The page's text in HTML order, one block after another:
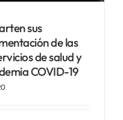
sus
de las
de salud y
COVID-19